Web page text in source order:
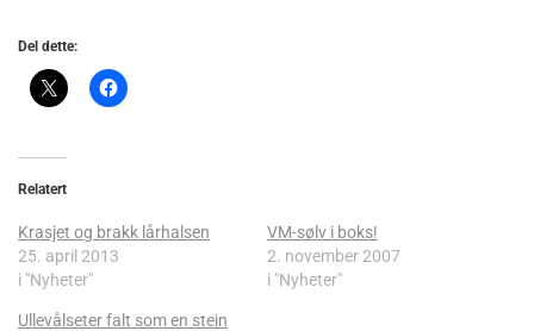
Del dette:
Relatert
Krasjet og brakk lårhalsen
25. april 2013
i "Nyheter"
VM-sølv i boks!
2. november 2007
i "Nyheter"
Ullevålseter falt som en stein